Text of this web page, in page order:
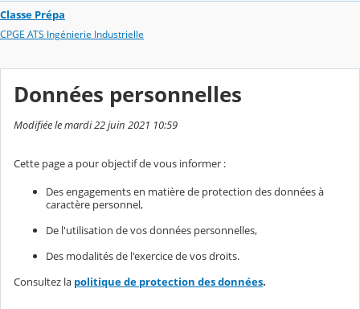
Classe Prépa
CPGE ATS Ingénierie Industrielle
Données personnelles
Modifiée le mardi 22 juin 2021 10:59
Cette page a pour objectif de vous informer :
Des engagements en matière de protection des données à
caractère personnel,
De l'utilisation de vos données personnelles,
Des modalités de l'exercice de vos droits.
Consultez la politique de protection des données.